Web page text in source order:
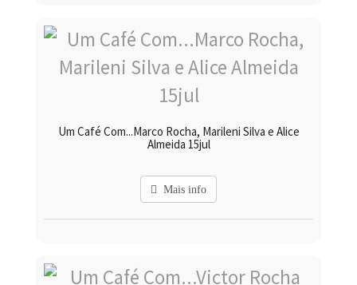
Um Café Com...Marco Rocha, Marileni Silva e Alice
Almeida 15jul
Mais info